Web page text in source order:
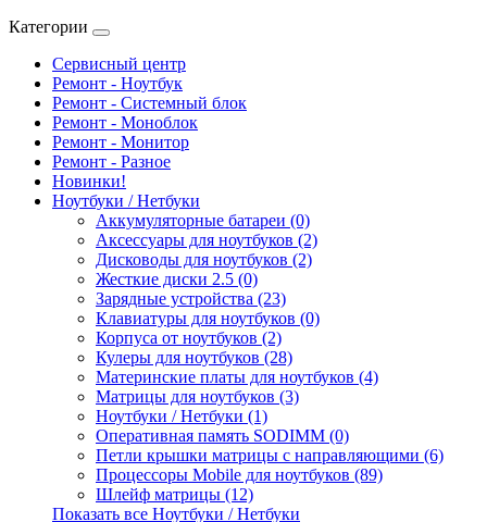
Категории
Сервисный центр
Ремонт - Ноутбук
Ремонт - Системный блок
Ремонт - Моноблок
Ремонт - Монитор
Ремонт - Разное
Новинки!
Ноутбуки / Нетбуки
Аккумуляторные батареи (0)
Аксессуары для ноутбуков (2)
Дисководы для ноутбуков (2)
Жесткие диски 2.5 (0)
Зарядные устройства (23)
Клавиатуры для ноутбуков (0)
Корпуса от ноутбуков (2)
Кулеры для ноутбуков (28)
Материнские платы для ноутбуков (4)
Матрицы для ноутбуков (3)
Ноутбуки / Нетбуки (1)
Оперативная память SODIMM (0)
Петли крышки матрицы с направляющими (6)
Процессоры Mobile для ноутбуков (89)
Шлейф матрицы (12)
Показать все Ноутбуки / Нетбуки